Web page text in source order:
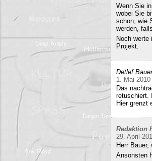
Wenn Sie
wobei Sie
schon, wie
werden,
Noch
Projekt.
Detlef Bauer
1. Mai
Das
retuschiert.
Hier grenzt
Redaktion
29. April
Herr
Ansonsten